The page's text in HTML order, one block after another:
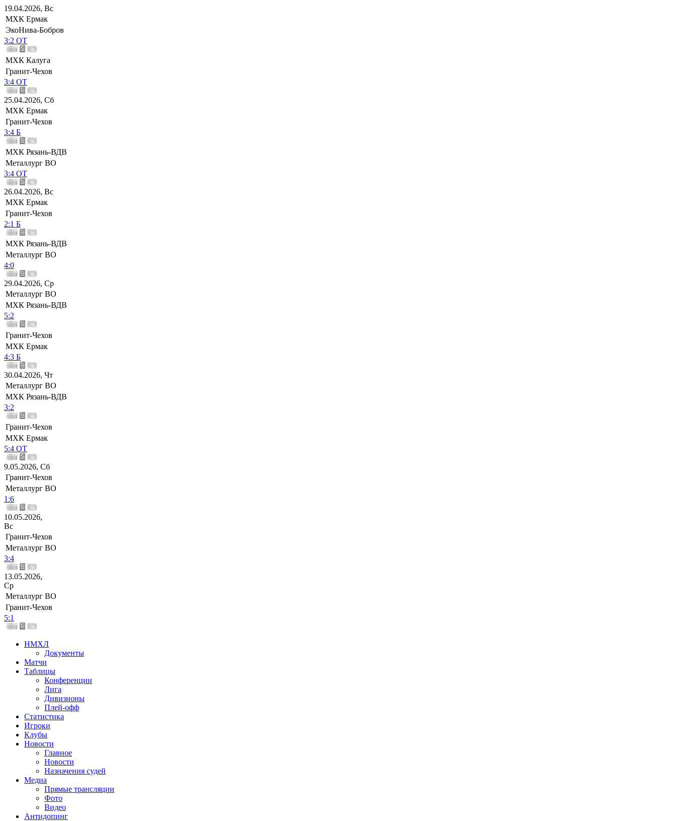
19.04.2026, Вс
МХК Ермак
ЭкоНива-Бобров
3:2 ОТ
МХК Калуга
Гранит-Чехов
3:4 ОТ
25.04.2026, Сб
МХК Ермак
Гранит-Чехов
3:4 Б
МХК Рязань-ВДВ
Металлург ВО
3:4 ОТ
26.04.2026, Вс
МХК Ермак
Гранит-Чехов
2:1 Б
МХК Рязань-ВДВ
Металлург ВО
4:0
29.04.2026, Ср
Металлург ВО
МХК Рязань-ВДВ
5:2
Гранит-Чехов
МХК Ермак
4:3 Б
30.04.2026, Чт
Металлург ВО
МХК Рязань-ВДВ
3:2
Гранит-Чехов
МХК Ермак
5:4 ОТ
9.05.2026, Сб
Гранит-Чехов
Металлург ВО
1:6
10.05.2026,
Вс
Гранит-Чехов
Металлург ВО
3:4
13.05.2026,
Ср
Металлург ВО
Гранит-Чехов
5:1
НМХЛ
Документы
Матчи
Таблицы
Конференции
Лига
Дивизионы
Плей-офф
Статистика
Игроки
Клубы
Новости
Главное
Новости
Назначения судей
Медиа
Прямые трансляции
Фото
Видео
Антидопинг